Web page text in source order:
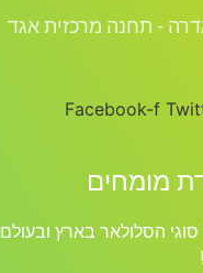
Facebook-f
מומחים
הסלולאר בארץ ובעולם